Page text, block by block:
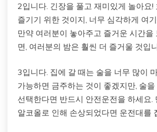
2입니다. 긴장을 풀고 재미있게 놀아요!
즐기기 위한 것이지, 너무 심각하게 여
만약 여러분이 놓아주고 즐거운 시간을
면, 여러분의 밤은 훨씬 더 즐거울 것입
3입니다. 집에 갈 때는 술을 너무 많이
가능하면 금주하는 것이 좋겠지만, 술
선택한다면 반드시 안전운전을 하세요.
알코올로 인해 손상되었다면 운전대를